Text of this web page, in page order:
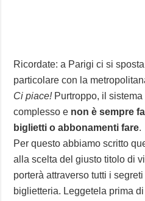
Ricordate: a Parigi ci si
particolare con la
Ci piace!Purtroppo, il sistema
complesso e non è sempre
biglietti o abbonamenti fare.
Per questo abbiamo scritto
alla scelta del giusto titolo di
porterà attraverso tutti i
biglietteria. Leggetela prima